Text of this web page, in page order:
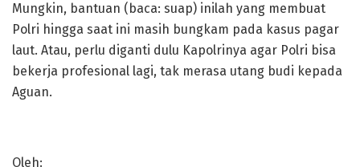
Mungkin, bantuan (baca: suap) inilah yang membuat
Polri hingga saat ini masih bungkam pada kasus pagar
laut. Atau, perlu diganti dulu Kapolrinya agar Polri bisa
bekerja profesional lagi, tak merasa utang budi kepada
Aguan.
Oleh: